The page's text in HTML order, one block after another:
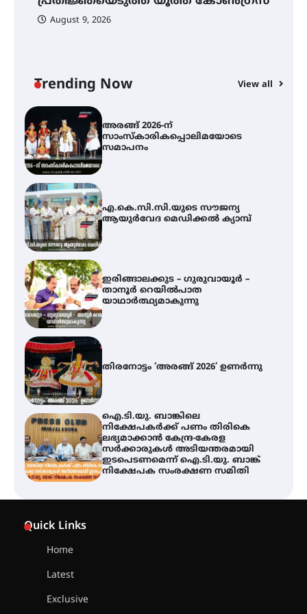
August 9, 2026
Trending Now View all
യൂത്ത് കോൺഗ്രസ്
അരങ്ങ് 2026-ന്
സാംസ്കാരികപ്പൊലിമയോടെ
സമാപനം
എ.കെ.സി.സി.യുടെ സൗജന്യ
ആയുർവേദ മെഡിക്കൽ ക്യാമ്പ്
ഇരിങ്ങാലക്കുട – ഗുരുവായൂർ –
താനൂർ റെയിൽപാത
യാഥാർത്ഥ്യമാകുന്നു
തിരനോട്ടം ‘അരങ്ങ് 2026’ ഉണർന്നു
ഐ.ടി.യു. ബാങ്കിലെ
നിക്ഷേപകർക്ക് പണം തിരികെ
ലഭ്യമാക്കാൻ കേന്ദ്ര-കേരള
സർക്കാരുകൾ അടിയന്തരമായി
ഇടപെടണമെന്ന് ഐ.ടി.യു. ബാങ്ക്
നിക്ഷേപക സംരക്ഷണ സമിതി
Quick Links
Home
Latest
Exclusive